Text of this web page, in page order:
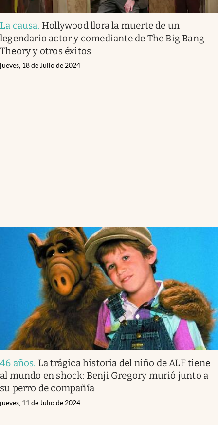
La causa. Hollywood llora la muerte de un
legendario actor y comediante de The Big Bang
Theory y otros éxitos
jueves, 18 de Julio de 2024
46 años. La trágica historia del niño de ALF tiene
al mundo en shock: Benji Gregory murió junto a
su perro de compañía
jueves, 11 de Julio de 2024